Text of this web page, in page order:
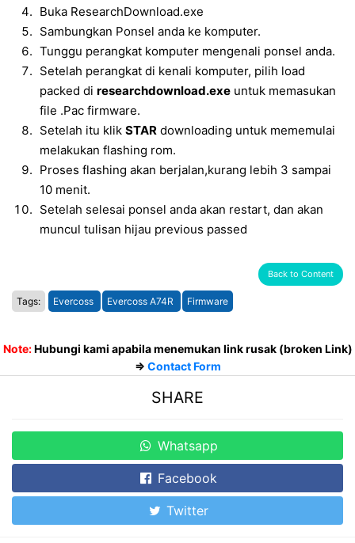
Buka ResearchDownload.exe
Sambungkan Ponsel anda ke komputer.
Tunggu perangkat komputer mengenali ponsel anda.
Setelah perangkat di kenali komputer, pilih load
packed di researchdownload.exe untuk memasukan
file .Pac firmware.
Setelah itu klik STAR downloading untuk mememulai
melakukan flashing rom.
Proses flashing akan berjalan,kurang lebih 3 sampai
10 menit.
Setelah selesai ponsel anda akan restart, dan akan
muncul tulisan hijau previous passed
Back to Content
Tags: Evercoss Evercoss A74R Firmware
Note:Hubungi kami apabila menemukan link rusak (broken Link)
=> Contact Form
SHARE
Whatsapp
Facebook
Twitter